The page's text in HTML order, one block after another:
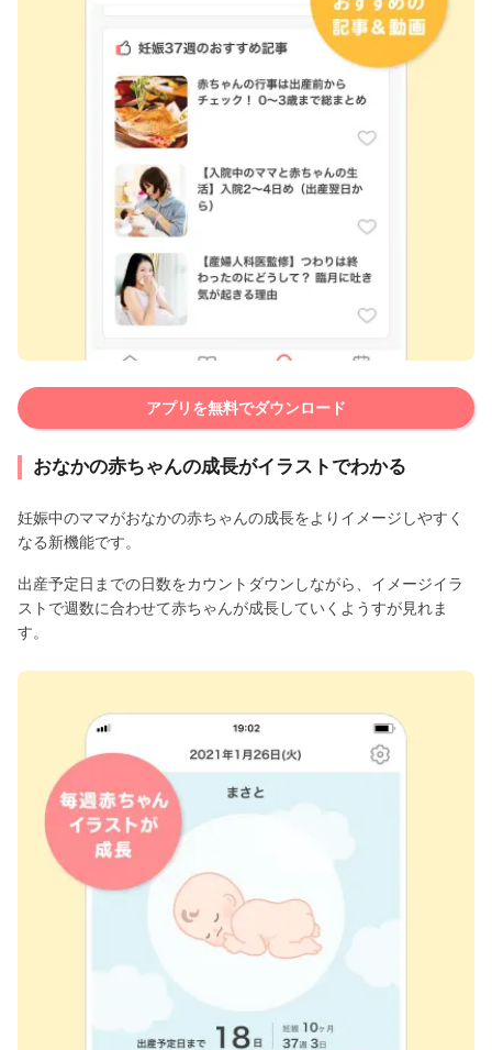
アプリを無料でダウンロード
おなかの赤ちゃんの成長がイラストでわかる
妊娠中のママがおなかの赤ちゃんの成長をよりイメージしやすく
なる新機能です。
出産予定日までの日数をカウントダウンしながら、イメージイラ
ストで週数に合わせて赤ちゃんが成長していくようすが見れま
す。